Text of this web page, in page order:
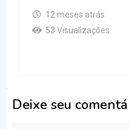
12 meses atrás
53 Visualizações
Deixe seu